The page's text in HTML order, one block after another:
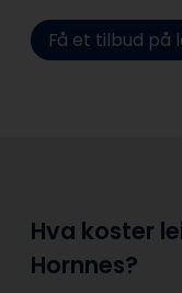
Få et tilbud på
Hva koster
Hornnes?